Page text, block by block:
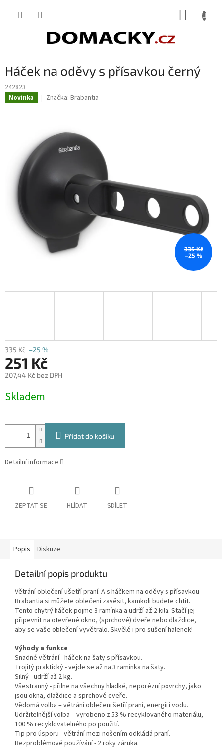
Háček na oděvy s přísavkou černý
242823
Novinka Značka: Brabantia
335 Kč
–25 %
335 Kč –25 %
251 Kč
207,44 Kč bez DPH
cena:
Skladem
Přidat do košíku
Detailní informace
ZEPTAT SE HLÍDAT SDÍLET
Popis Diskuze
Detailní popis produktu
Větrání oblečení ušetří praní. A s háčkem na oděvy s přísavkou
Brabantia si můžete oblečení zavěsit, kamkoli budete chtít.
Tento chytrý háček pojme 3 ramínka a udrží až 2 kila. Stačí jej
připevnit na otevřené okno, (sprchové) dveře nebo dlaždice,
aby se vaše oblečení vyvětralo. Skvělé i pro sušení halenek!
Výhody a funkce
Snadné větrání - háček na šaty s přísavkou.
Trojitý praktický - vejde se až na 3 ramínka na šaty.
Silný - udrží až 2 kg.
Všestranný - přilne na všechny hladké, neporézní povrchy, jako
jsou okna, dlaždice a sprchové dveře.
Vědomá volba – větrání oblečení šetří praní, energii i vodu.
Udržitelnější volba – vyrobeno z 53 % recyklovaného materiálu,
100 % recyklovatelného po použití.
Tip pro úsporu - větrání mezi nošením odkládá praní.
Bezproblémové používání - 2 roky záruka.